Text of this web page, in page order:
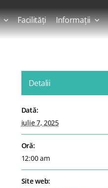
Facilități Informații
Detalii
Dată:
iulie 7, 2025
Oră:
12:00 am
Site web: